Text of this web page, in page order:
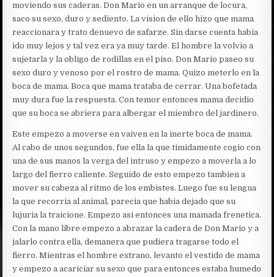
moviendo sus caderas. Don Mario en un arranque de locura,
saco su sexo, duro y sediento. La vision de ello hizo que mama
reaccionara y trato denuevo de safarze. Sin darse cuenta habia
ido muy lejos y tal vez era ya muy tarde. El hombre la volvio a
sujetarla y la obligo de rodillas en el piso. Don Mario paseo su
sexo duro y venoso por el rostro de mama. Quizo meterlo en la
boca de mama. Boca que mama trataba de cerrar. Una bofetada
muy dura fue la respuesta. Con temor entonces mama decidio
que su boca se abriera para albergar el miembro del jardinero.
Este empezo a moverse en vaiven en la inerte boca de mama.
Al cabo de unos segundos, fue ella la que timidamente cogio con
una de sus manos la verga del intruso y empezo a moverla a lo
largo del fierro caliente. Seguido de esto empezo tambien a
mover su cabeza al ritmo de los embistes. Luego fue su lengua
la que recorria al animal, parecia que habia dejado que su
lujuria la traicione. Empezo asi entonces una mamada frenetica.
Con la mano libre empezo a abrazar la cadera de Don Mario y a
jalarlo contra ella, demanera que pudiera tragarse todo el
fierro. Mientras el hombre extrano, levanto el vestido de mama
y empezo a acariciar su sexo que para entonces estaba humedo